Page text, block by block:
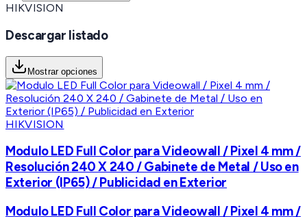
HIKVISION
Descargar listado
Mostrar opciones
HIKVISION
Modulo LED Full Color para Videowall / Pixel 4 mm /
Resolución 240 X 240 / Gabinete de Metal / Uso en
Exterior (IP65) / Publicidad en Exterior
Modulo LED Full Color para Videowall / Pixel 4 mm /